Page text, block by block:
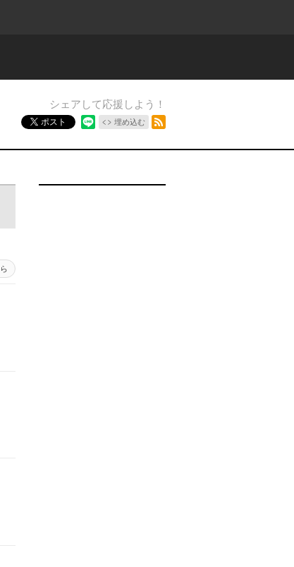
シェアして応援しよう！
ポスト 埋め込む